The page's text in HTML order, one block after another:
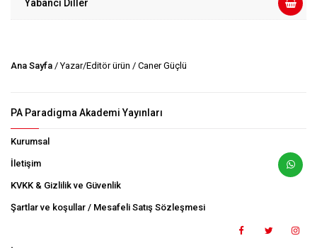
Yabancı Diller
Ana Sayfa / Yazar/Editör ürün / Caner Güçlü
PA Paradigma Akademi Yayınları
Kurumsal
İletişim
KVKK & Gizlilik ve Güvenlik
Şartlar ve koşullar / Mesafeli Satış Sözleşmesi